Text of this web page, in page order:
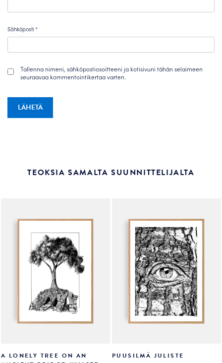
Sähköposti*
Tallenna nimeni, sähköpostiosoitteeni ja kotisivuni tähän selaimeen
seuraavaa kommentointikertaa varten.
TEOKSIA SAMALTA SUUNNITTELIJALTA
A LONELY TREE ON AN
PUUSILMÄ JULISTE